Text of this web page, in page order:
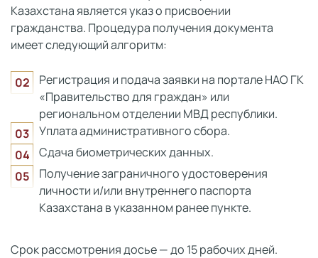
Казахстана является указ о присвоении
гражданства. Процедура получения документа
имеет следующий алгоритм:
Регистрация и подача заявки на портале НАО ГК
«Правительство для граждан» или
региональном отделении МВД республики.
Уплата административного сбора.
Сдача биометрических данных.
Получение заграничного удостоверения
личности и/или внутреннего паспорта
Казахстана в указанном ранее пункте.
Срок рассмотрения досье — до 15 рабочих дней.